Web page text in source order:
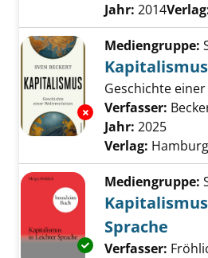
Jahr: 2014
Exemplar-Details
Mediengruppe:
Kapitalismus
Geschichte
Verfasser:
Jahr: 2025
Verlag:
Exemplar-Details
Mediengruppe:
Sprache
Verfasser: